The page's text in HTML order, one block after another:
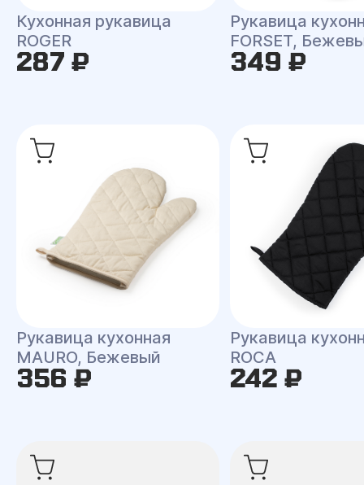
Кухонная рукавица
ROGER
287 ₽
Рукавица
FORSET,
349 ₽
Рукавица кухонная
MAURO, Бежевый
356 ₽
Рукавица
ROCA
242 ₽